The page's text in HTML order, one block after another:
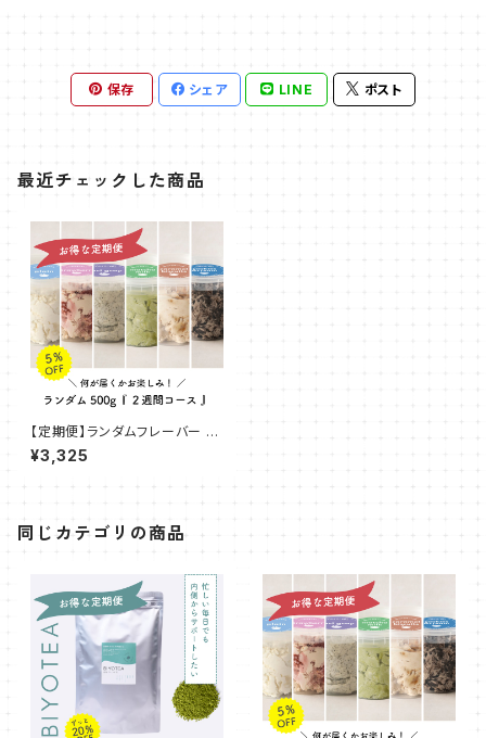
保存 シェア LINE ポスト
最近チェックした商品
【定期便】ランダムフレーバー 5
00g『２週間コース』
¥3,325
同じカテゴリの商品